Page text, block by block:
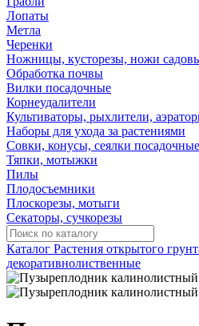
Лопаты
Метла
Черенки
Ножницы, кусторезы, ножи
Обработка почвы
Вилки посадочные
Корнеудалители
Культиваторы, рыхлители,
Наборы для ухода за растениями
Совки, конусы, сеялки посадочные
Тяпки, мотыжки
Пилы
Плодосъемники
Плоскорезы, мотыги
Секаторы, сучкорезы
Каталог Растения открытого
декоративнолиственные